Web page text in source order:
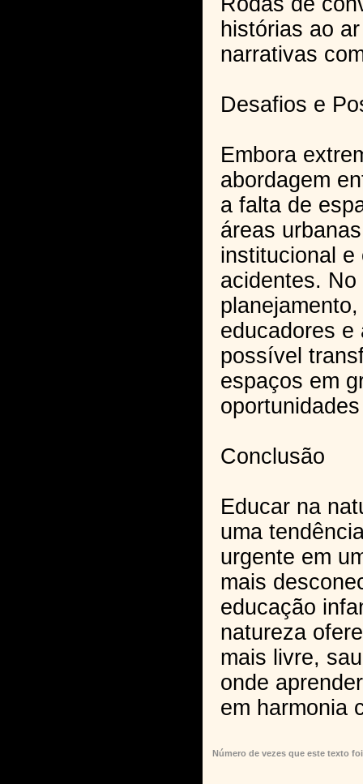
histórias ao
narrativas
Desafios e
Embora
abordagem
a falta de
áreas
institucional e
acidentes.
educadores
possível
espaços em
Conclusão
Educar na
uma
urgente em
mais
educação
natureza
mais livre,
onde
em harmonia
Número de vezes que este texto